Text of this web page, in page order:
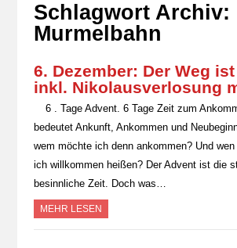
Schlagwort Archiv:
Murmelbahn
6. Dezember: Der Weg
inkl. Nikolausverlosung
6 . Tage Advent. 6 Tage Zeit zum
bedeutet Ankunft, Ankommen und
wem möchte ich denn ankommen? Und
ich willkommen heißen? Der Advent ist die
besinnliche Zeit. Doch was…
MEHR LESEN